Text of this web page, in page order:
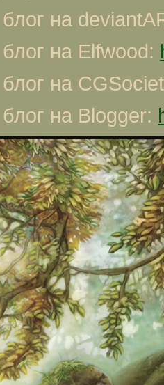
на
на Elfwood:
на
на Blogger: